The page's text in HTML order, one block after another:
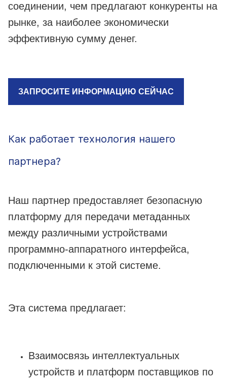
соединении, чем предлагают конкуренты на
рынке, за наиболее экономически
эффективную сумму денег.
ЗАПРОСИТЕ ИНФОРМАЦИЮ СЕЙЧАС
Как работает технология нашего
партнера?
Наш партнер предоставляет безопасную
платформу для передачи метаданных
между различными устройствами
программно-аппаратного интерфейса,
подключенными к этой системе.
Эта система предлагает:
Взаимосвязь интеллектуальных
устройств и платформ поставщиков по